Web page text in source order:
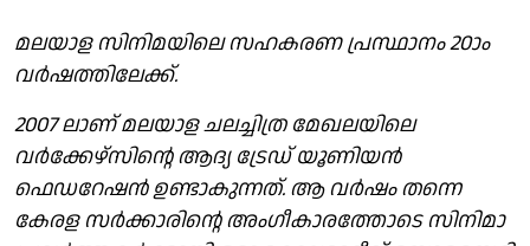
മലയാള സിനിമയിലെ സഹകരണ പ്രസ്ഥാനം 20ാം
വർഷത്തിലേക്ക്.
2007 ലാണ് മലയാള ചലച്ചിത്ര മേഖലയിലെ
വർക്കേഴ്സിന്റെ ആദ്യ ട്രേഡ് യൂണിയൻ
ഫെഡറേഷൻ ഉണ്ടാകുന്നത്. ആ വർഷം തന്നെ
കേരള സർക്കാരിന്റെ അംഗീകാരത്തോടെ സിനിമാ